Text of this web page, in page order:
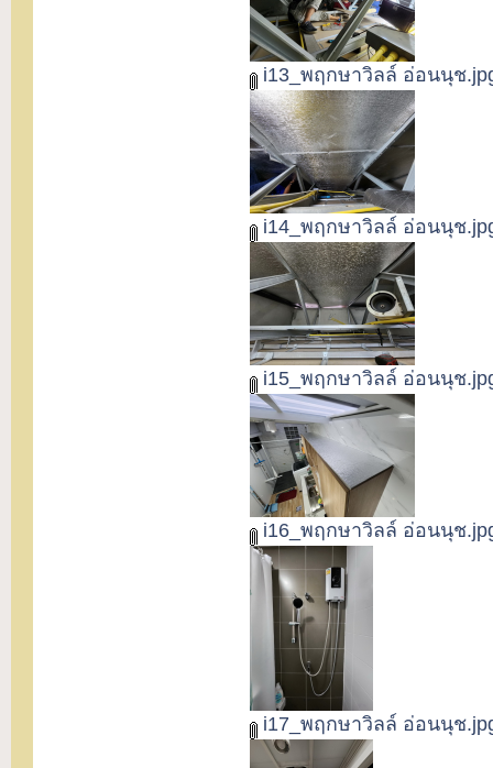
i13_พฤกษาวิลล์ อ่อนนุช
i14_พฤกษาวิลล์ อ่อนนุช
i15_พฤกษาวิลล์ อ่อนนุช
i16_พฤกษาวิลล์ อ่อนนุช
i17_พฤกษาวิลล์ อ่อนนุช